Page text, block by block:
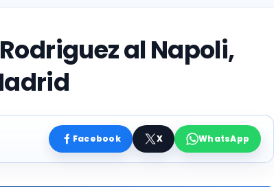
Rodriguez al Napoli,
Facebook X WhatsApp